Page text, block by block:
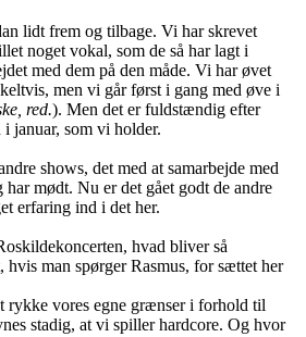
lidt frem og tilbage. Vi har skrevet
noget vokal, som de så har lagt i
med dem på den måde. Vi har øvet
men vi går først i gang med øve i
red.). Men det er fuldstændig efter
januar, som vi holder.
shows, det med at samarbejde med
mødt. Nu er det gået godt de andre
erfaring ind i det her.
hvad bliver så
hvis man spørger Rasmus, for sættet her
rykke vores egne grænser i forhold til
stadig, at vi spiller hardcore. Og hvor